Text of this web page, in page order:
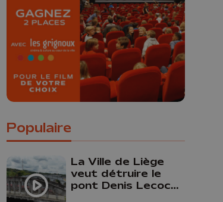
Concours permanent - 2 places à
gagner chaque semaine !
Populaire
La Ville de Liège
veut détruire le
pont Denis Lecocq